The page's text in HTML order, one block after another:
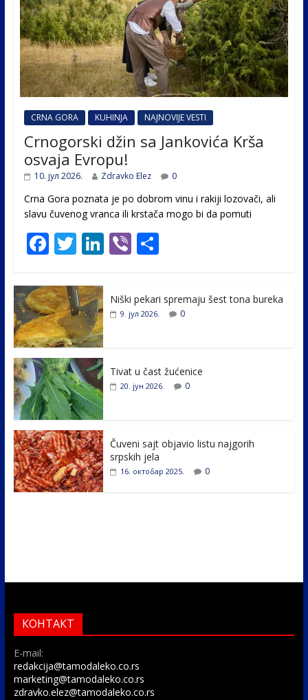
CRNA GORA KUHINJA NAJNOVIJE VESTI
Crnogorski džin sa Jankovića Krša
osvaja Evropu!
10. јул 2026. Zdravko Elez 0
Crna Gora poznata je po dobrom vinu i rakiji lozovači, ali
slavu čuvenog vranca ili krstača mogo bi da pomuti
F
e
b
o
o
k
T
itt
er
Li
e
Vi
er
S
e
Niški pekari spremaju šest tona bureka
9. јул 2026. 0
Tivat u čast žućenice
20. јун 2026. 0
Čuveni sajt objavio listu najgorih
srpskih jela
16. октобар 2025. 0
КОНТАКТ
E-mail:
redakcija@tamodaleko.co.rs
marketing@tamodaleko.co.rs
zdravko.elez@tamodaleko.co.rs